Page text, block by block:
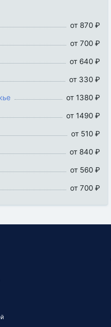
от 870 ₽
от 700 ₽
от 640 ₽
от 330 ₽
от 1380 ₽
от 1490 ₽
от 510 ₽
от 840 ₽
от 560 ₽
от 700 ₽